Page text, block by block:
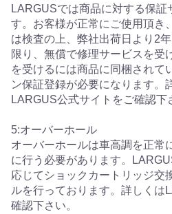
LARGUSでは商品に対する保証
す。お客様が正常にご使用頂き
は検査の上、弊社出荷日より2
限り、無償で修理サービスを受
を受けるには商品に同梱されて
ン保証登録が必要になります。
LARGUS公式サイトをご確認下
5:オーバーホール
オーバーホールは車高調を正常
に行う必要があります。
応じてショックカートリッジ交
ルを行っております。詳しくは
確認下さい。